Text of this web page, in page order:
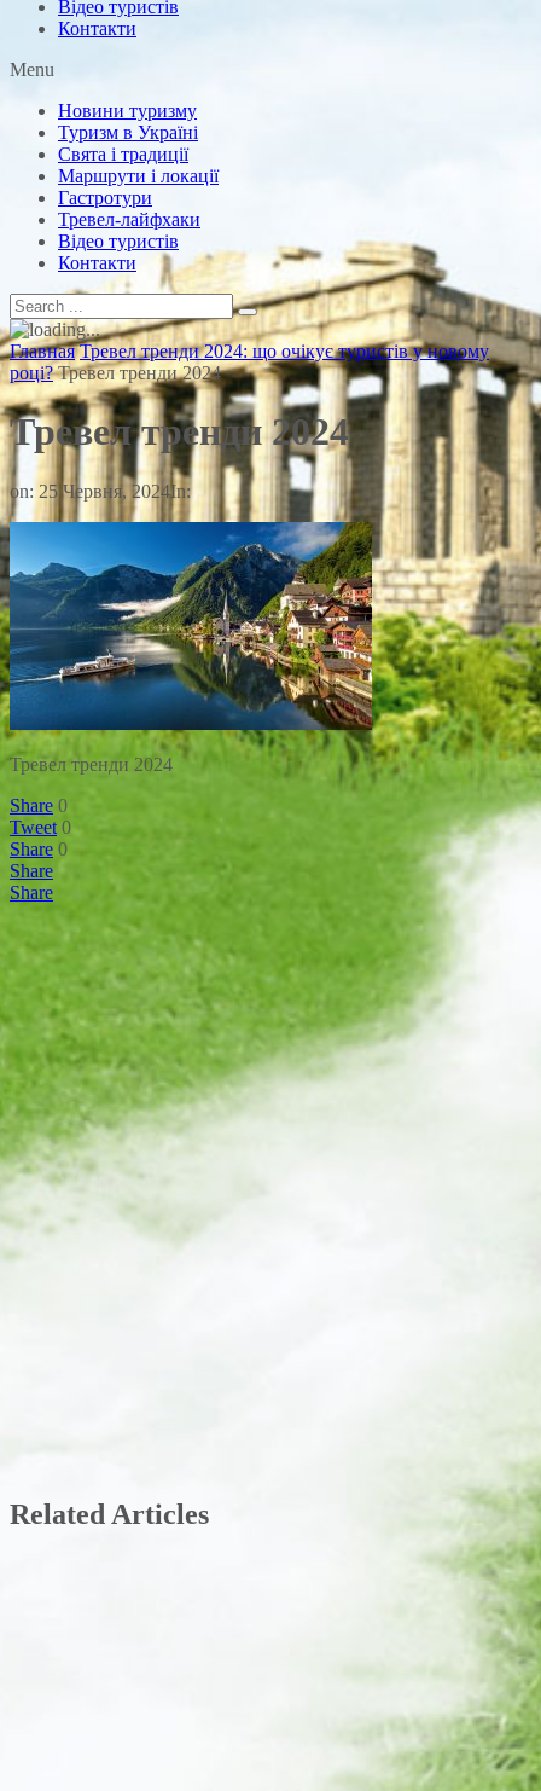
Відео туристів
Контакти
Menu
Новини туризму
Туризм в Україні
Свята і традиції
Маршрути і локації
Гастротури
Тревел-лайфхаки
Відео туристів
Контакти
Главная Тревел тренди 2024: що очікує туристів у новому
році? Тревел тренди 2024
Тревел тренди 2024
on: 25 Червня, 2024In:
Тревел тренди 2024
Share 0
Tweet 0
Share 0
Share
Share
Related Articles